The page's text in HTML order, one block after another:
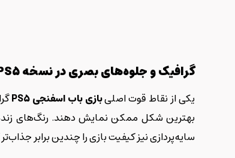
گرافیک و جلوه‌های بصری در نسخه
یکی از نقاط قوت اصلیبازی باب اسفنجیPS5
بهترین شکل ممکن نمایش دهند. رنگ‌های زنده
سایه‌پردازی نیز کیفیت بازی را چندین برابر